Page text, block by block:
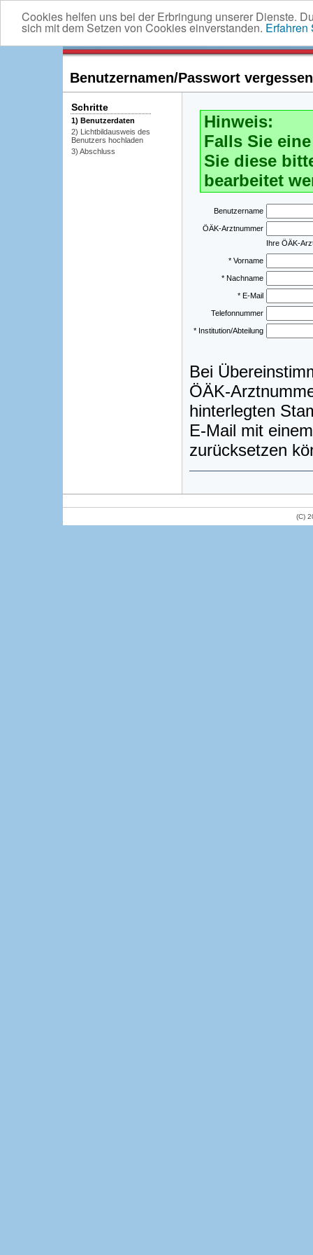
Cookies helfen uns bei der Erbringung unserer Dienste.
sich mit dem Setzen von Cookies einverstanden. Erfahren
Benutzernamen/Passwort
Schritte
1) Benutzerdaten
2) Lichtbildausweis des
Benutzers hochladen
3) Abschluss
Hinweis:
Falls Sie
Sie diese
bearbeitet
Benutzername
ÖÄK-Arztnummer
Ihre ÖÄK-
* Vorname
* Nachname
* E-Mail
Telefonnummer
* Institution/Abteilung
Bei
ÖÄK-
hinterlegten
E-Mail mit
zurücksetzen
(C)